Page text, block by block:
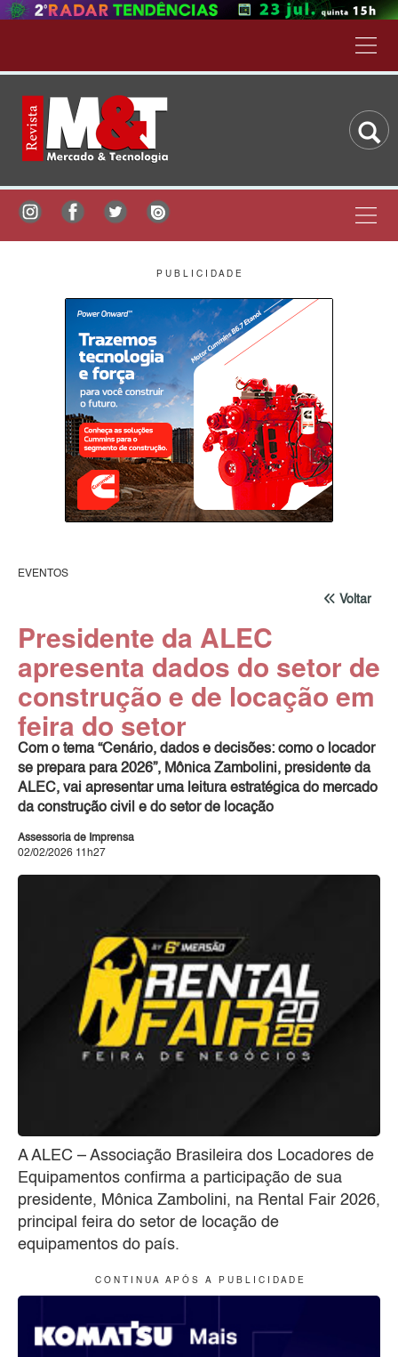
P U B L I C I D A D E
EVENTOS
Voltar
Presidente da ALEC
apresenta dados do setor de
construção e de locação em
feira do setor
Com o tema “Cenário, dados e decisões: como o locador
se prepara para 2026”, Mônica Zambolini, presidente da
ALEC, vai apresentar uma leitura estratégica do mercado
da construção civil e do setor de locação
Assessoria de Imprensa
02/02/2026 11h27
A ALEC – Associação Brasileira dos Locadores de
Equipamentos confirma a participação de sua
presidente, Mônica Zambolini, na Rental Fair 2026,
principal feira do setor de locação de
equipamentos do país.
C O N T I N U A A P Ó S A P U B L I C I D A D E